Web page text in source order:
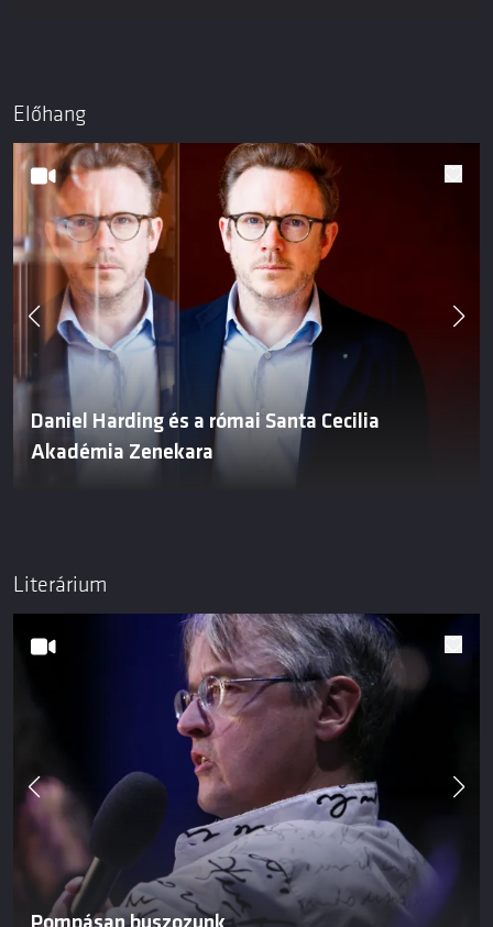
Előhang
Daniel Harding és a római Santa Cecilia
Akadémia Zenekara
Literárium